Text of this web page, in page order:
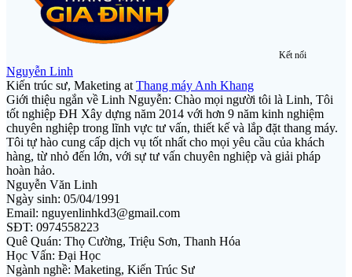
Kết nối
Nguyễn Linh
Kiến trúc sư, Maketing at Thang máy Anh Khang
Giới thiệu ngắn về Linh Nguyễn: Chào mọi người tôi là Linh, Tôi
tốt nghiệp ĐH Xây dựng năm 2014 với hơn 9 năm kinh nghiệm
chuyên nghiệp trong lĩnh vực tư vấn, thiết kế và lắp đặt thang máy.
Tôi tự hào cung cấp dịch vụ tốt nhất cho mọi yêu cầu của khách
hàng, từ nhỏ đến lớn, với sự tư vấn chuyên nghiệp và giải pháp
hoàn hảo.
Nguyễn Văn Linh
Ngày sinh: 05/04/1991
Email: nguyenlinhkd3@gmail.com
SĐT: 0974558223
Quê Quán: Thọ Cường, Triệu Sơn, Thanh Hóa
Học Vấn: Đại Học
Ngành nghề: Maketing, Kiến Trúc Sư